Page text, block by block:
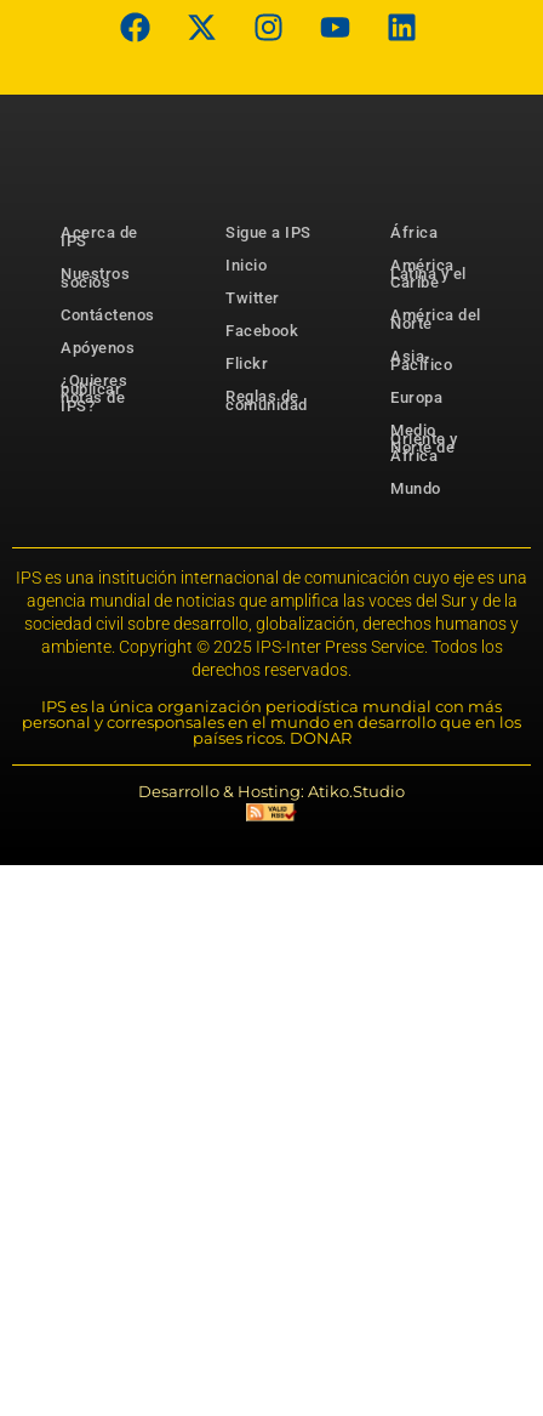
Acerca de
IPS
Nuestros
socios
Contáctenos
Apóyenos
¿Quieres
publicar
notas de
IPS?
Sigue a IPS
Inicio
Twitter
Facebook
Flickr
Reglas de
comunidad
África
América
Latina y el
Caribe
América del
Norte
Asia-
Pacífico
Europa
Medio
Oriente y
Norte de
África
Mundo
IPS es una institución internacional de comunicación cuyo eje es una
agencia mundial de noticias que amplifica las voces del Sur y de la
sociedad civil sobre desarrollo, globalización, derechos humanos y
ambiente. Copyright © 2025 IPS-Inter Press Service. Todos los
derechos reservados.
IPS es la única organización periodística mundial con más
personal y corresponsales en el mundo en desarrollo que en los
países ricos. DONAR
Desarrollo & Hosting: Atiko.Studio